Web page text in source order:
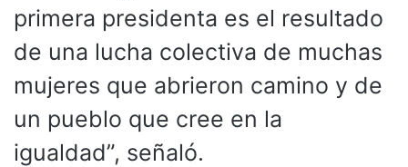
primera presidenta es el resultado
de una lucha colectiva de muchas
mujeres que abrieron camino y de
un pueblo que cree en la
igualdad”, señaló.